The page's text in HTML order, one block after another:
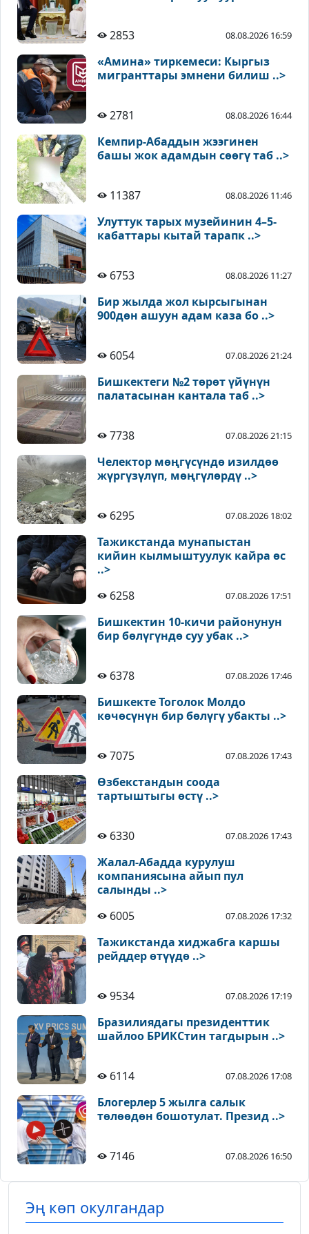
2853 08.08.2026 16:59
«Амина» тиркемеси: Кыргыз
мигранттары эмнени билиш ..>
2781 08.08.2026 16:44
Кемпир-Абаддын жээгинен
башы жок адамдын сөөгү таб ..>
11387 08.08.2026 11:46
Улуттук тарых музейинин 4–5-
кабаттары кытай тарапк ..>
6753 08.08.2026 11:27
Бир жылда жол кырсыгынан
900дөн ашуун адам каза бо ..>
6054 07.08.2026 21:24
Бишкектеги №2 төрөт үйүнүн
палатасынан кантала таб ..>
7738 07.08.2026 21:15
Челектор мөңгүсүндө изилдөө
жүргүзүлүп, мөңгүлөрдү ..>
6295 07.08.2026 18:02
Тажикстанда мунапыстан
кийин кылмыштуулук кайра өс
..>
6258
07.08.2026 17:51
Бишкектин 10-кичи районунун
бир бөлүгүндө суу убак ..>
6378 07.08.2026 17:46
Бишкекте Тоголок Молдо
көчөсүнүн бир бөлүгү убакты ..>
7075 07.08.2026 17:43
Өзбекстандын соода
тартыштыгы өстү ..>
6330 07.08.2026 17:43
Жалал-Абадда курулуш
компаниясына айып пул
салынды ..>
6005
07.08.2026 17:32
Тажикстанда хиджабга каршы
рейддер өтүүдө ..>
9534 07.08.2026 17:19
Бразилиядагы президенттик
шайлоо БРИКСтин тагдырын ..>
6114 07.08.2026 17:08
Блогерлер 5 жылга салык
төлөөдөн бошотулат. Презид ..>
7146 07.08.2026 16:50
Эң көп окулгандар